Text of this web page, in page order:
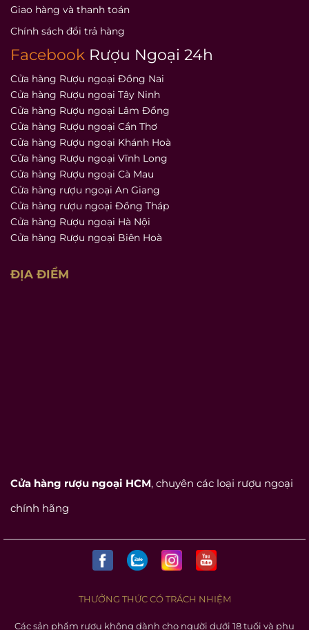
Giao hàng và thanh toán
Chính sách đổi trả hàng
Facebook Rượu Ngoại 24h
Cửa hàng Rượu ngoại Đồng Nai
Cửa hàng Rượu ngoại Tây Ninh
Cửa hàng Rượu ngoại Lâm Đồng
Cửa hàng Rượu ngoại Cần Thơ
Cửa hàng Rượu ngoại Khánh Hoà
Cửa hàng Rượu ngoại Vĩnh Long
Cửa hàng Rượu ngoại Cà Mau
Cửa hàng rượu ngoại An Giang
Cửa hàng rượu ngoại Đồng Tháp
Cửa hàng Rượu ngoại Hà Nội
Cửa hàng Rượu ngoại Biên Hoà
ĐỊA ĐIỂM
Cửa hàng rượu ngoại HCM, chuyên các loại rượu ngoại
chính hãng
THƯỞNG THỨC CÓ TRÁCH NHIỆM
Các sản phẩm rượu không dành cho người dưới 18 tuổi và phụ